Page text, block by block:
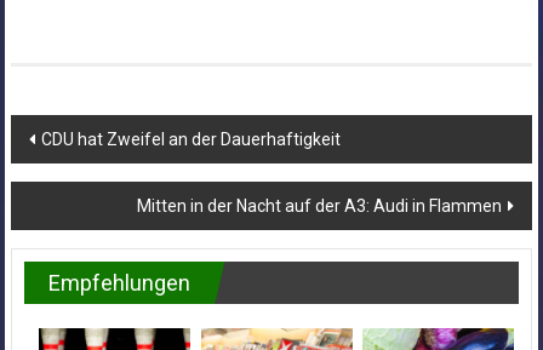
Beitragsnavigation
CDU hat Zweifel an der Dauerhaftigkeit
Mitten in der Nacht auf der A3: Audi in Flammen
Empfehlungen